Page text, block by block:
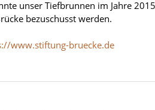
unser Tiefbrunnen im Jahre
bezuschusst werden.
www.stiftung-bruecke.de